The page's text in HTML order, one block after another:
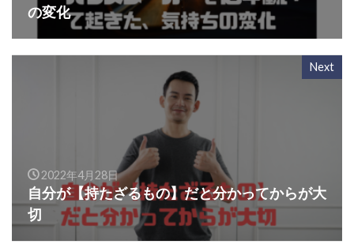
の変化
Next
2022年4月28日
自分が【持たざるもの】だと分かってからが大
切